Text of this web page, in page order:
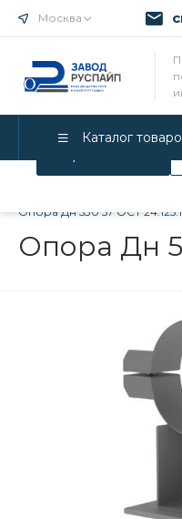
Мы используем
Москва
Каталог
Опора Дн 530 57 ОСТ
Опора Дн